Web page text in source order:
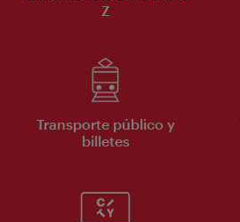
Z
Transporte público y
billetes